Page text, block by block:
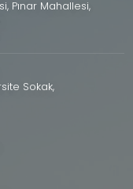
Pınar Mahallesi,
Sokak,